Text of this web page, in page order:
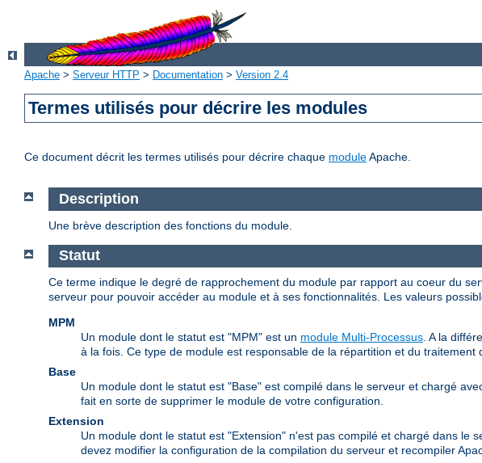
Apache > Serveur HTTP > Documentation > Version 2.4
Termes utilisés pour décrire les modules
Ce document décrit les termes utilisés pour décrire chaque moduleApache.
Description
Une brève description des fonctions du module.
Statut
Ce terme indique le degré de rapprochement du module par rapport au coeur du
serveur pour pouvoir accéder au module et à ses fonctionnalités. Les valeurs
MPM
Un module dont le statut est "MPM" est un module Multi-Processus . A la
à la fois. Ce type de module est responsable de la répartition et du traitement
Base
Un module dont le statut est "Base" est compilé dans le serveur et chargé
fait en sorte de supprimer le module de votre configuration.
Extension
Un module dont le statut est "Extension" n'est pas compilé et chargé dans
devez modifier la configuration de la compilation du serveur et recompiler